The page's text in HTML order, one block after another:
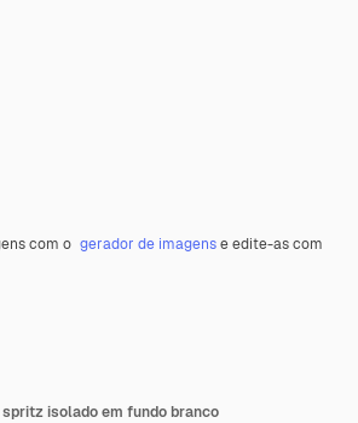
com o gerador de imagense edite-as com
isolado em fundo branco